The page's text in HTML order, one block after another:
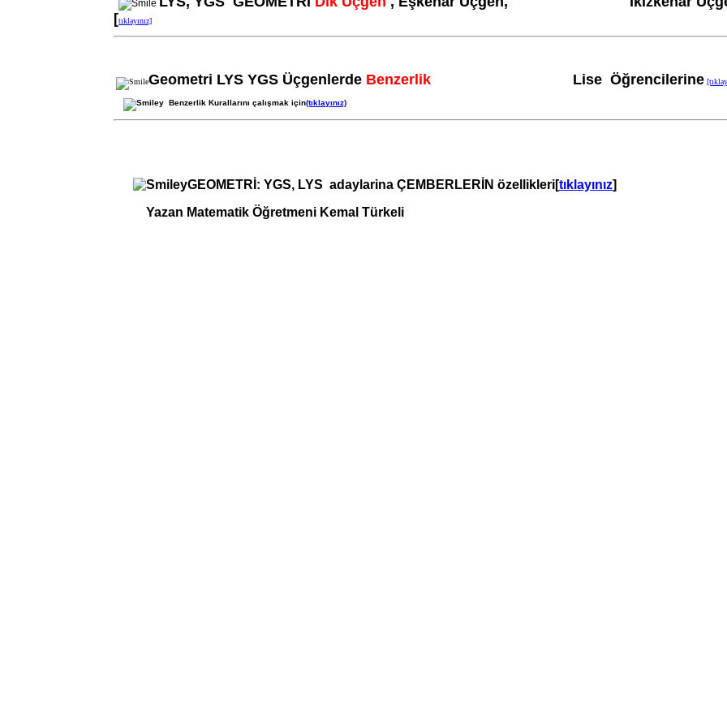
[tıklayınız]
Geometri LYS YGS Üçgenlerde Benzerlik Lise Öğrencilerine
Benzerlik Kurallarını çalışmak için(tıklayınız)
GEOMETRİ: YGS, LYS adaylarina ÇEMBERLERİN özellikleri[tıklayınız]
Yazan Matematik Öğretmeni Kemal Türkeli